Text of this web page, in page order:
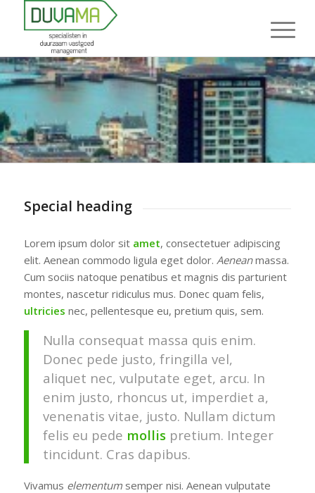
Special heading
Lorem ipsum dolor sit amet, consectetuer adipiscing
elit. Aenean commodo ligula eget dolor. Aeneanmassa.
Cum sociis natoque penatibus et magnis dis parturient
montes, nascetur ridiculus mus. Donec quam felis,
ultricies nec, pellentesque eu, pretium quis, sem.
Nulla consequat massa quis enim.
Donec pede justo, fringilla vel,
aliquet nec, vulputate eget, arcu. In
enim justo, rhoncus ut, imperdiet a,
venenatis vitae, justo. Nullam dictum
felis eu pede mollispretium. Integer
tincidunt. Cras dapibus.
Vivamus elementumsemper nisi. Aenean vulputate